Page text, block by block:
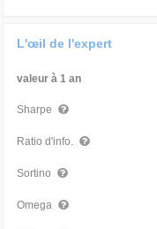
L'œil de l'expert
valeur à 1 an
Sharpe
Ratio d'info.
Sortino
Omega